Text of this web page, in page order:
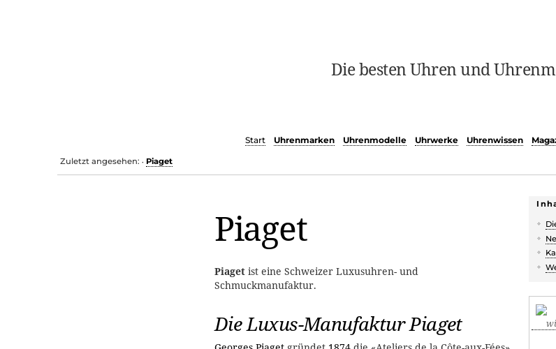
Die besten Uhren und
Start
Uhrenmarken Uhrenmodelle Uhrwerke Uhrenwissen
Zuletzt angesehen: • Piaget
Piaget
Piaget ist eine Schweizer Luxusuhren- und
Schmuckmanufaktur.
Die Luxus-Manufaktur Piaget